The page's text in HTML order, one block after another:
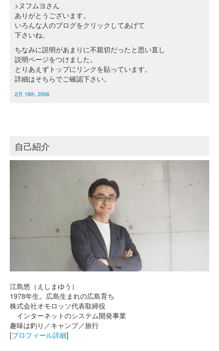
>ヌフムヨさん
ありがとうございます。
いろんな人のブログをクリックしてあげて
下さいね。
ちなみに説明があまりに不親切だったと思い直し
説明ページをつけました。
とりあえずトップにリンクを貼っています。
詳細はそちらでご確認下さい。
2月 16th, 2006
自己紹介
江島悠（えしまゆう）
1978年生。広島生まれの広島育ち
株式会社オモロッソ代表取締役
インターネットのシステム開発事業
趣味は釣り／キャンプ／旅行
[プロフィール詳細]